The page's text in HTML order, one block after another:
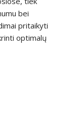
bei
pritaikyti
optimalų